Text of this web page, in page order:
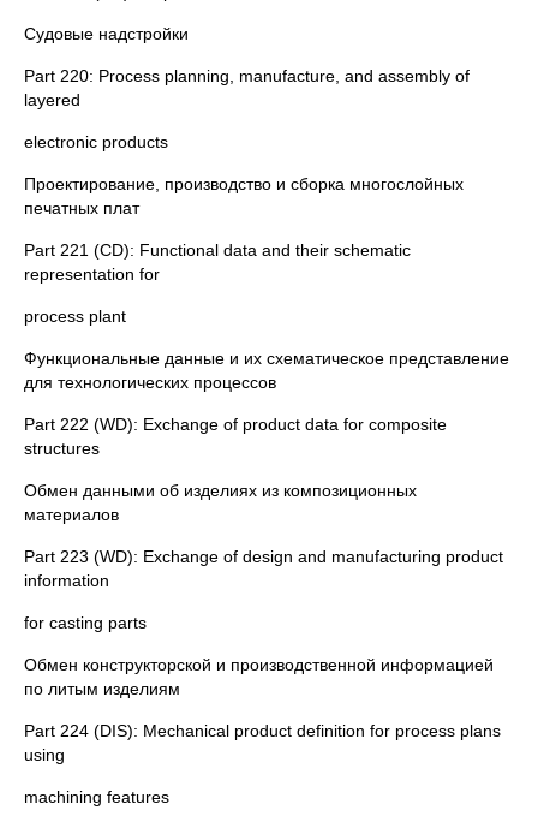
Судовые надстройки
Part 220: Process planning, manufacture, and assembly of
layered
electronic products
Проектирование, производство и сборка многослойных
печатных плат
Part 221 (CD): Functional data and their schematic
representation for
process plant
Функциональные данные и их схематическое представление
для технологических процессов
Part 222 (WD): Exchange of product data for composite
structures
Обмен данными об изделиях из композиционных
материалов
Part 223 (WD): Exchange of design and manufacturing product
information
for casting parts
Обмен конструкторской и производственной информацией
по литым изделиям
Part 224 (DIS): Mechanical product definition for process plans
using
machining features